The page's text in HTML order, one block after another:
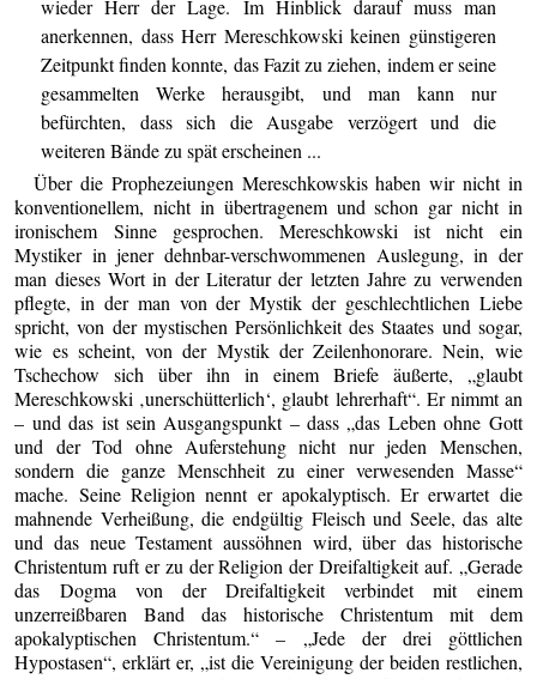
wieder Herr der Lage. Im Hinblick darauf muss man
anerkennen, dass Herr Mereschkowski keinen günstigeren
Zeitpunkt finden konnte, das Fazit zu ziehen, indem er seine
gesammelten Werke herausgibt, und man kann nur
befürchten, dass sich die Ausgabe verzögert und die
weiteren Bände zu spät erscheinen ...
Über die Prophezeiungen Mereschkowskis haben wir nicht in
konventionellem, nicht in übertragenem und schon gar nicht in
ironischem Sinne gesprochen. Mereschkowski ist nicht ein
Mystiker in jener dehnbar-verschwommenen Auslegung, in der
man dieses Wort in der Literatur der letzten Jahre zu verwenden
pflegte, in der man von der Mystik der geschlechtlichen Liebe
spricht, von der mystischen Persönlichkeit des Staates und sogar,
wie es scheint, von der Mystik der Zeilenhonorare. Nein, wie
Tschechow sich über ihn in einem Briefe äußerte, „glaubt
Mereschkowski ‚unerschütterlich‘, glaubt lehrerhaft“. Er nimmt an
– und das ist sein Ausgangspunkt – dass „das Leben ohne Gott
und der Tod ohne Auferstehung nicht nur jeden Menschen,
sondern die ganze Menschheit zu einer verwesenden Masse“
mache. Seine Religion nennt er apokalyptisch. Er erwartet die
mahnende Verheißung, die endgültig Fleisch und Seele, das alte
und das neue Testament aussöhnen wird, über das historische
Christentum ruft er zu der Religion der Dreifaltigkeit auf. „Gerade
das Dogma von der Dreifaltigkeit verbindet mit einem
unzerreißbaren Band das historische Christentum mit dem
apokalyptischen Christentum.“ – „Jede der drei göttlichen
Hypostasen“, erklärt er, „ist die Vereinigung der beiden restlichen,